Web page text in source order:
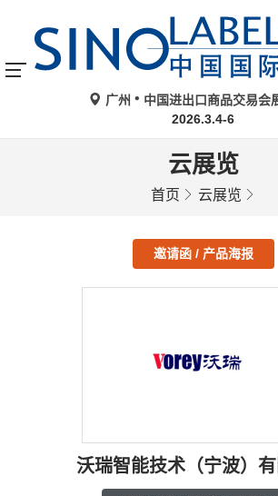
广州
中国进出口商品交易会
2026.3.4-6
云展览
首页 云展览
邀请函 / 产品海报
沃瑞智能技术（宁波）有